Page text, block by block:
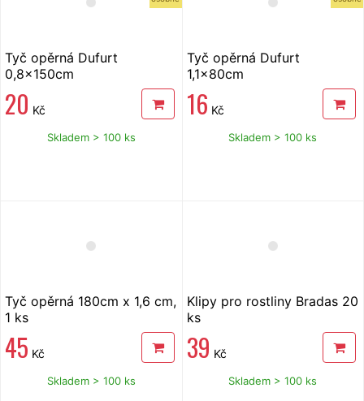
Tyč opěrná Dufurt
0,8x150cm
20 Kč
Skladem > 100 ks
Tyč opěrná Dufurt
1,1x80cm
16 Kč
Skladem > 100 ks
Tyč opěrná 180cm x 1,6 cm,
1 ks
45 Kč
Skladem > 100 ks
Klipy pro rostliny Bradas 20
ks
39 Kč
Skladem > 100 ks